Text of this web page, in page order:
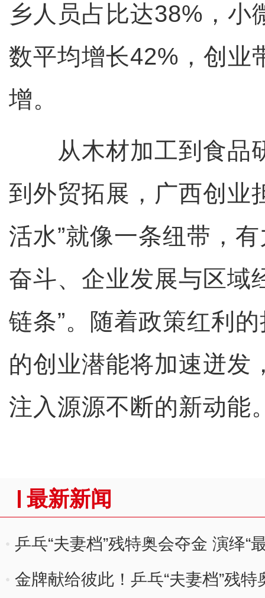
乡人员占比达38%，小
数平均增长42%，创业
增。
从木材加工到食品
到外贸拓展，广西创业
活水”就像一条纽带，
奋斗、企业发展与区域
链条”。随着政策红利
的创业潜能将加速迸发
注入源源不断的新动能
最新新闻
乒乓“夫妻档”残特奥会夺金 演绎“
金牌献给彼此！乒乓“夫妻档”残特